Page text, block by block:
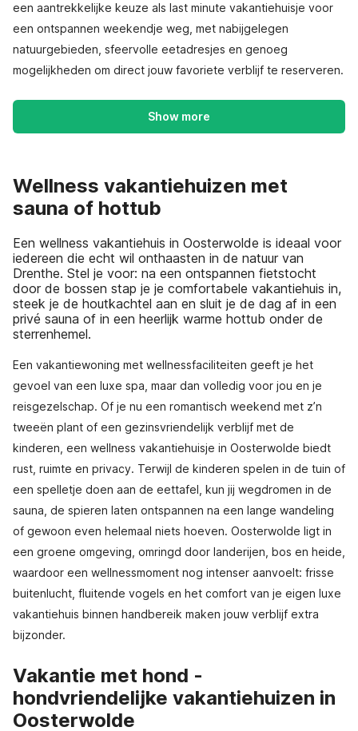
een aantrekkelijke keuze als last minute vakantiehuisje voor
een ontspannen weekendje weg, met nabijgelegen
natuurgebieden, sfeervolle eetadresjes en genoeg
mogelijkheden om direct jouw favoriete verblijf te reserveren.
Show more
Wellness vakantiehuizen met
sauna of hottub
Een wellness vakantiehuis in Oosterwolde is ideaal voor
iedereen die echt wil onthaasten in de natuur van
Drenthe. Stel je voor: na een ontspannen fietstocht
door de bossen stap je je comfortabele vakantiehuis in,
steek je de houtkachtel aan en sluit je de dag af in een
privé sauna of in een heerlijk warme hottub onder de
sterrenhemel.
Een vakantiewoning met wellnessfaciliteiten geeft je het
gevoel van een luxe spa, maar dan volledig voor jou en je
reisgezelschap. Of je nu een romantisch weekend met z’n
tweeën plant of een gezinsvriendelijk verblijf met de
kinderen, een wellness vakantiehuisje in Oosterwolde biedt
rust, ruimte en privacy. Terwijl de kinderen spelen in de tuin of
een spelletje doen aan de eettafel, kun jij wegdromen in de
sauna, de spieren laten ontspannen na een lange wandeling
of gewoon even helemaal niets hoeven. Oosterwolde ligt in
een groene omgeving, omringd door landerijen, bos en heide,
waardoor een wellnessmoment nog intenser aanvoelt: frisse
buitenlucht, fluitende vogels en het comfort van je eigen luxe
vakantiehuis binnen handbereik maken jouw verblijf extra
bijzonder.
Vakantie met hond -
hondvriendelijke vakantiehuizen in
Oosterwolde